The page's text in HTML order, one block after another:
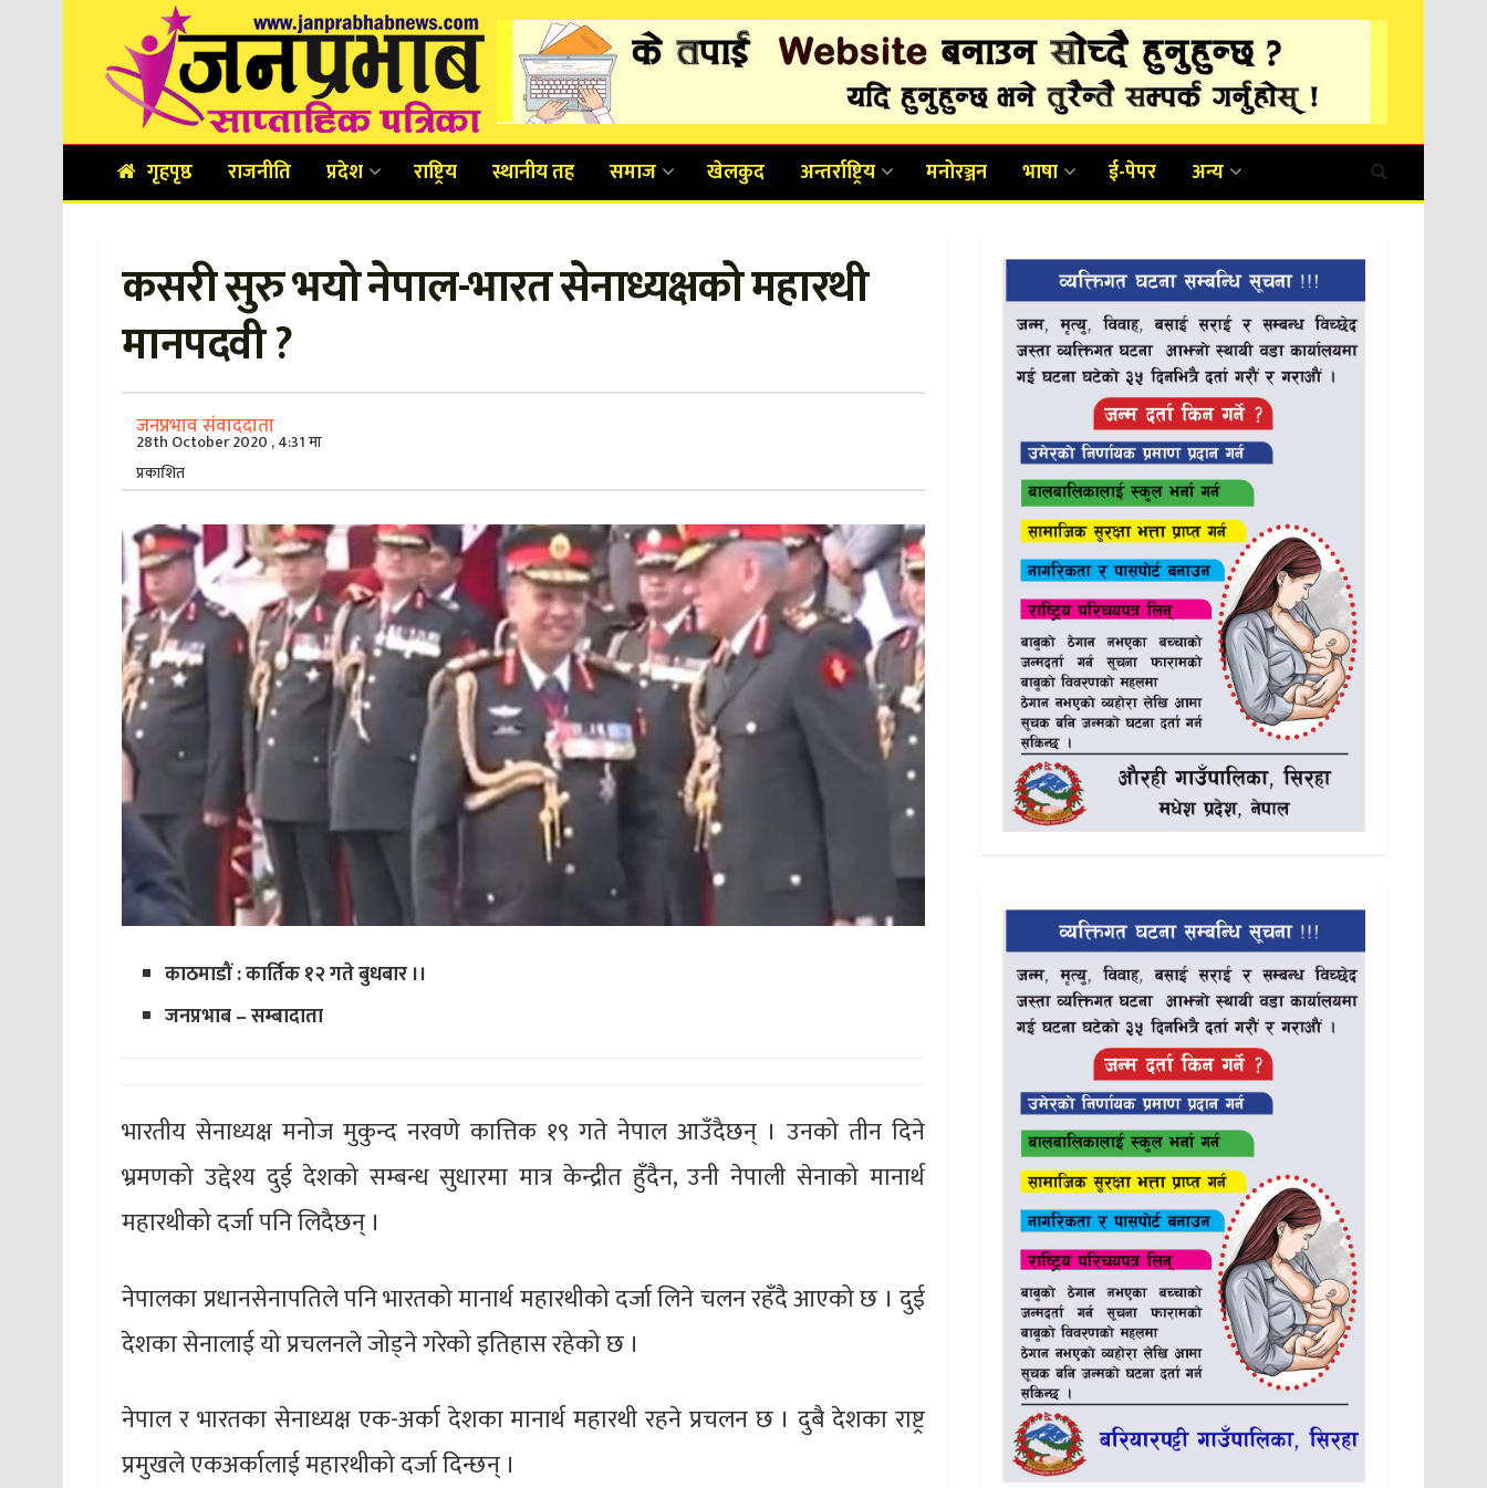
गृहपृष्ठ राजनीति प्रदेश राष्ट्रिय स्थानीय तह समाज खेलकुद अन्तर्राष्ट्रिय मनोरञ्जन भाषा ई-पेपर अन्य
कसरी सुरु भयो नेपाल-भारत सेनाध्यक्षको महारथी
मानपदवी ?
जनप्रभाव संवाददाता
28th October 2020 , 4:31 मा
प्रकाशित
काठमाडौं : कार्तिक १२ गते बुधबार ।।
जनप्रभाब – सम्बादाता
भारतीय सेनाध्यक्ष मनोज मुकुन्द नरवणे कात्तिक १९ गते नेपाल आउँदैछन् । उनको तीन दिने
भ्रमणको उद्देश्य दुई देशको सम्बन्ध सुधारमा मात्र केन्द्रीत हुँदैन, उनी नेपाली सेनाको मानार्थ
महारथीको दर्जा पनि लिदैछन् ।
नेपालका प्रधानसेनापतिले पनि भारतको मानार्थ महारथीको दर्जा लिने चलन रहँदै आएको छ । दुई
देशका सेनालाई यो प्रचलनले जोड्ने गरेको इतिहास रहेको छ ।
नेपाल र भारतका सेनाध्यक्ष एक-अर्का देशका मानार्थ महारथी रहने प्रचलन छ । दुबै देशका राष्ट्र
प्रमुखले एकअर्कालाई महारथीको दर्जा दिन्छन् ।